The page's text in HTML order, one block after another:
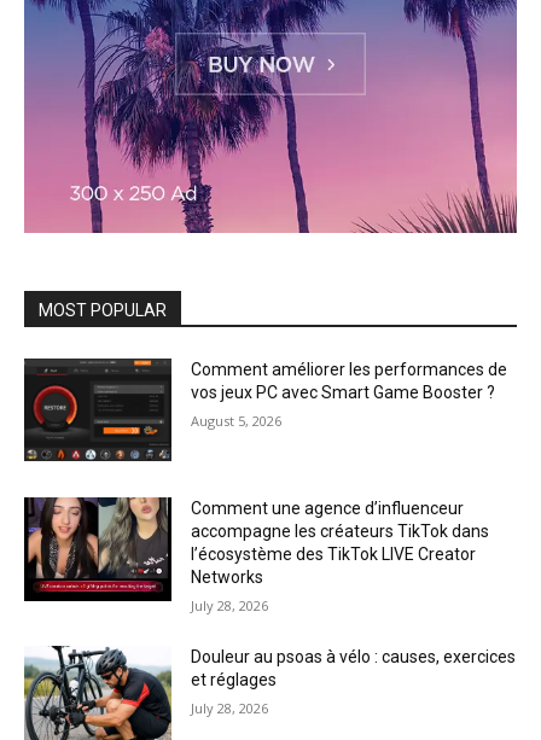
MOST POPULAR
Comment améliorer les performances de
vos jeux PC avec Smart Game Booster ?
August 5, 2026
Comment une agence d’influenceur
accompagne les créateurs TikTok dans
l’écosystème des TikTok LIVE Creator
Networks
July 28, 2026
Douleur au psoas à vélo : causes, exercices
et réglages
July 28, 2026